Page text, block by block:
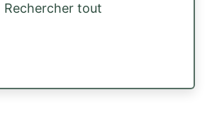
Rechercher tout